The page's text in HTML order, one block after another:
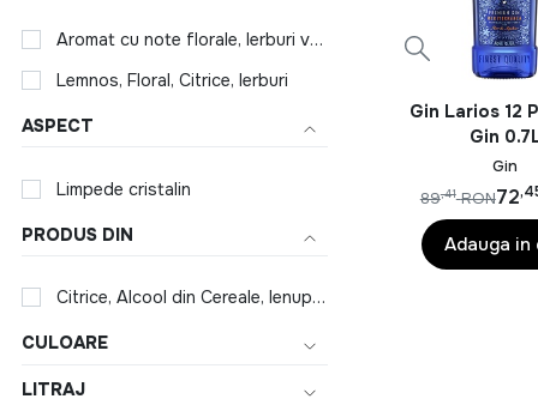
Aromat cu note florale, Ierburi vegetale, ienupar cu accente citrice
Lemnos, Floral, Citrice, Ierburi
ASPECT
Limpede cristalin
PRODUS DIN
Citrice, Alcool din Cereale, Ienupar, Ierburi mediteraneene
CULOARE
LITRAJ
Gin Larios 12
Gin
Gin
72
89,41 RON
Adauga in